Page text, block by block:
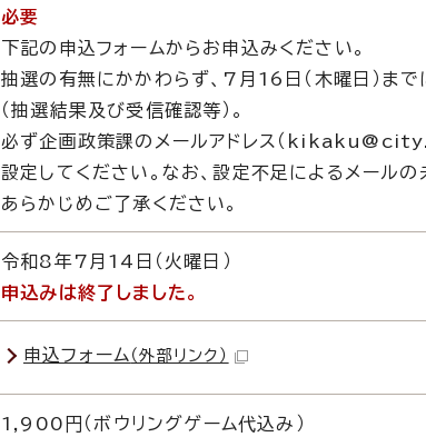
必要
下記の申込フォームからお申込みください。
抽選の有無にかかわらず、7月16日（木曜日）ま
（抽選結果及び受信確認等）。
必ず企画政策課のメールアドレス（
設定してください。なお、設定不足によるメール
あらかじめご了承ください。
令和8年7月14日（火曜日）
申込みは終了しました。
申込フォーム （外部リンク）
1,900円（ボウリングゲーム代込み）